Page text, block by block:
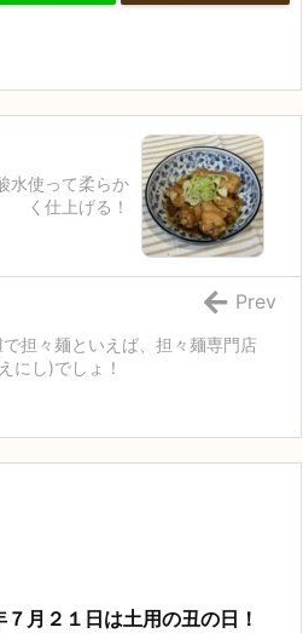
水使って柔らか
く仕上げる！
担々麺といえば、担々麺専門店
にし)でしょ！
Prev
７月２１日は土用の丑の日！